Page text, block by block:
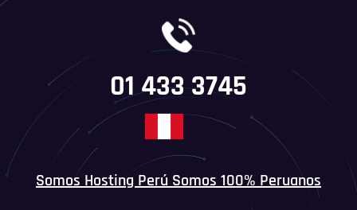
01 433 3745
Somos Hosting Perú Somos 100% Peruanos